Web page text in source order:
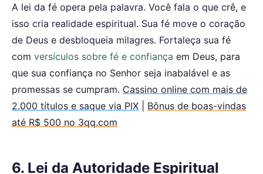
A lei da fé opera pela palavra. Você fala o que crê, e
isso cria realidade espiritual. Sua fé move o coração
de Deus e desbloqueia milagres. Fortaleça sua fé
com versículos sobre fé e confiança em Deus, para
que sua confiança no Senhor seja inabalável e as
promessas se cumpram. Cassino online com mais de
2.000 títulos e saque via PIX
Bônus de boas-vindas
até R$ 500 no 3qq.com
6. Lei da Autoridade Espiritual